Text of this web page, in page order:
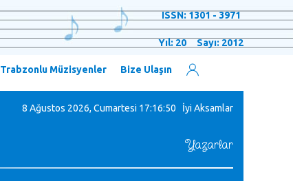
ISSN: 1301 - 3971
Yıl: 20 Sayı: 2012
Trabzonlu Müzisyenler Bize Ulaşın
8 Ağustos 2026, Cumartesi 17:16:51 İyi Aksamlar
Yazarlar